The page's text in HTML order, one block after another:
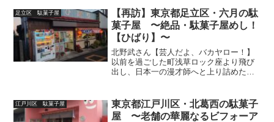
高台・田端や滝野川など、風流の香りを
今に残す・・・・だけで...
足立区 駄菓子屋
【再訪】東京都足立区・六月の駄
菓子屋 〜絶品・駄菓子屋めし！
【ひばり】〜
北野武さん【芸人だよ、バカヤロー！】
以前を過ごした町浅草ロック座より飛び
出し、日本一の漫才師へと上り詰めた下
った【千住宿】は、今や一大ターミナル
【北千住駅】へと躍進。令...
江戸川区 駄菓子屋
東京都江戸川区・北葛西の駄菓子
屋 〜老舗の華麗なるビフォーア